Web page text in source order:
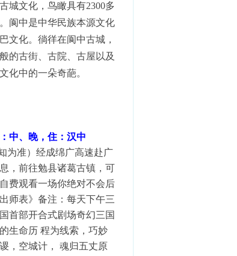
城文化，鸟瞰具有2300多
阆中是中华民族本源文化
文化。徜徉在阆中古城，
的古街、古院、古屋以及
化中的一朵奇葩。
中、晚，住：汉中
为准）经成绵广高速赴广
，前往勉县诸葛古镇，可
费观看一场你绝对不会后
师表》备注：每天下午三
首部开合式剧场奇幻三国
生命历 程为线索，巧妙
，空城计， 魂归五丈原